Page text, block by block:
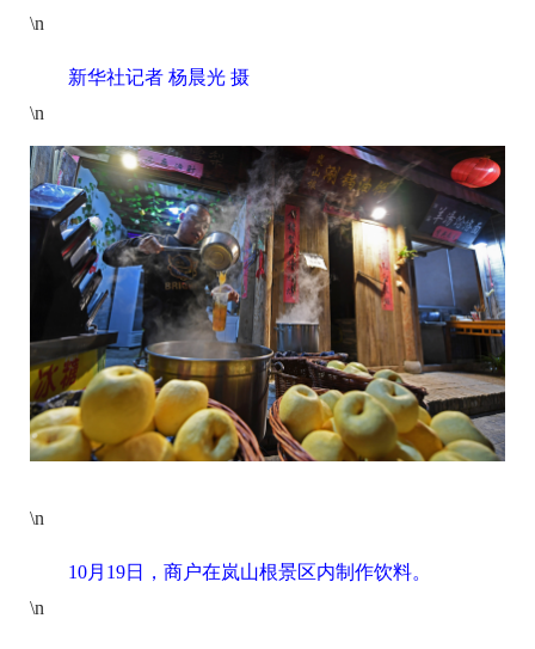
\n
新华社记者 杨晨光 摄
\n
\n
10月19日，商户在岚山根景区内制作饮料。
\n